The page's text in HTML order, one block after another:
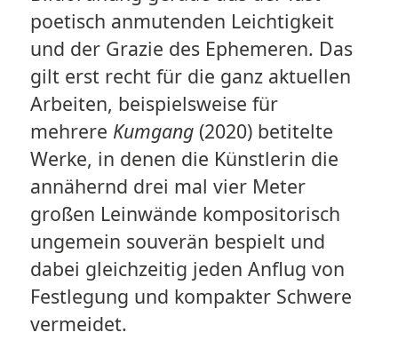
poetisch anmutenden Leichtigkeit
und der Grazie des Ephemeren. Das
gilt erst recht für die ganz aktuellen
Arbeiten, beispielsweise für
mehrere Kumgang(2020) betitelte
Werke, in denen die Künstlerin die
annähernd drei mal vier Meter
großen Leinwände kompositorisch
ungemein souverän bespielt und
dabei gleichzeitig jeden Anflug von
Festlegung und kompakter Schwere
vermeidet.